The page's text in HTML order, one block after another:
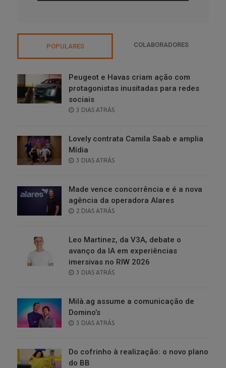
POPULARES COLABORADORES
Peugeot e Havas criam ação com
protagonistas inusitadas para redes
sociais
POSTED
3 DIAS ATRÁS
Lovely contrata Camila Saab e amplia
Mídia
POSTED
3 DIAS ATRÁS
Made vence concorrência e é a nova
agência da operadora Alares
POSTED
2 DIAS ATRÁS
Leo Martinez, da V3A, debate o
avanço da IA em experiências
imersivas no RIW 2026
POSTED
3 DIAS ATRÁS
Milà.ag assume a comunicação de
Domino’s
POSTED
3 DIAS ATRÁS
Do cofrinho à realização: o novo plano
do BB